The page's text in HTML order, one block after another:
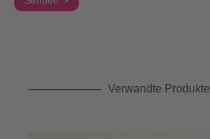
Verwandte Produkte